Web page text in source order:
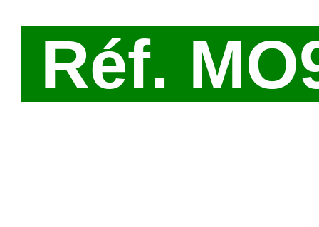
Réf.